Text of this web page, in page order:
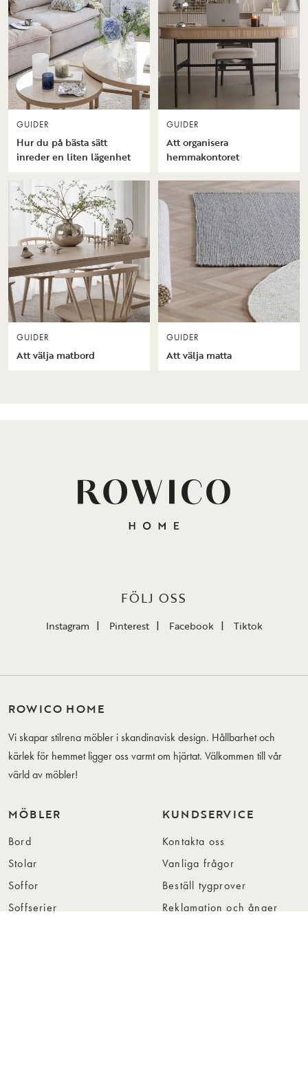
GUIDER
Hur du på bästa sätt
inreder en liten lägenhet
GUIDER
Att organisera
hemmakontoret
GUIDER
Att välja matbord
GUIDER
Att välja matta
FÖLJ OSS
Instagram Pinterest Facebook Tiktok
ROWICO HOME
Vi skapar stilrena möbler i skandinavisk design. Hållbarhet och
kärlek för hemmet ligger oss varmt om hjärtat. Välkommen till vår
värld av möbler!
MÖBLER
Bord
Stolar
Soffor
Soffserier
KUNDSERVICE
Kontakta oss
Vanliga frågor
Beställ tygprover
Reklamation och ånger